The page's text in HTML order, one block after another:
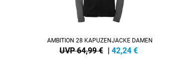
AMBITION 28 KAPUZENJACKE DAMEN
UVP 64,99 € | 42,24 €